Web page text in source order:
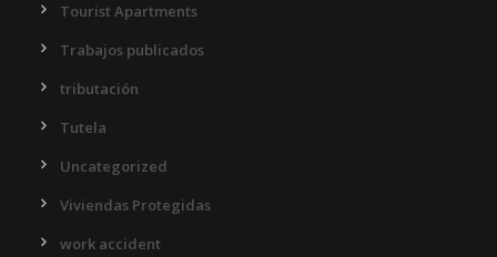
Tourist Apartments
Trabajos publicados
tributación
Tutela
Uncategorized
Viviendas Protegidas
work accident